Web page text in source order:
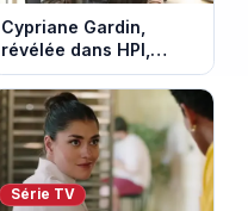
Cypriane Gardin,
révélée dans HPI,
lance une cagnotte
après des difficultés
financières
Série TV